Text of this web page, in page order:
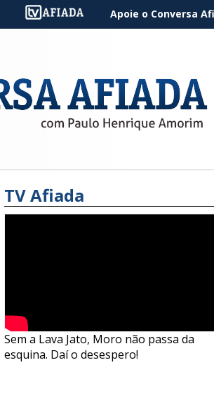
Apoie o Conversa
TV Afiada
Sem a Lava Jato, Moro não passa da
esquina. Daí o desespero!